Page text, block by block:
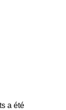
a été